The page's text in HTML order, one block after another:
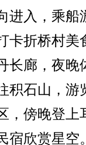
进入，乘船
卡折桥村美
长廊，夜晚
积石山，游
，傍晚登上
宿欣赏星空